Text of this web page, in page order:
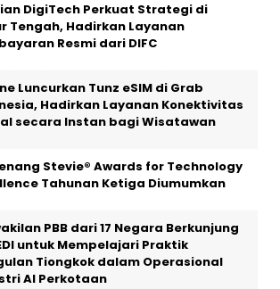
DigiTech Perkuat Strategi di
Tengah, Hadirkan Layanan
Resmi dari DIFC
Luncurkan Tunz eSIM di Grab
Hadirkan Layanan Konektivitas
secara Instan bagi Wisatawan
Stevie® Awards for Technology
Tahunan Ketiga Diumumkan
PBB dari 17 Negara Berkunjung
untuk Mempelajari Praktik
Tiongkok dalam Operasional
AI Perkotaan